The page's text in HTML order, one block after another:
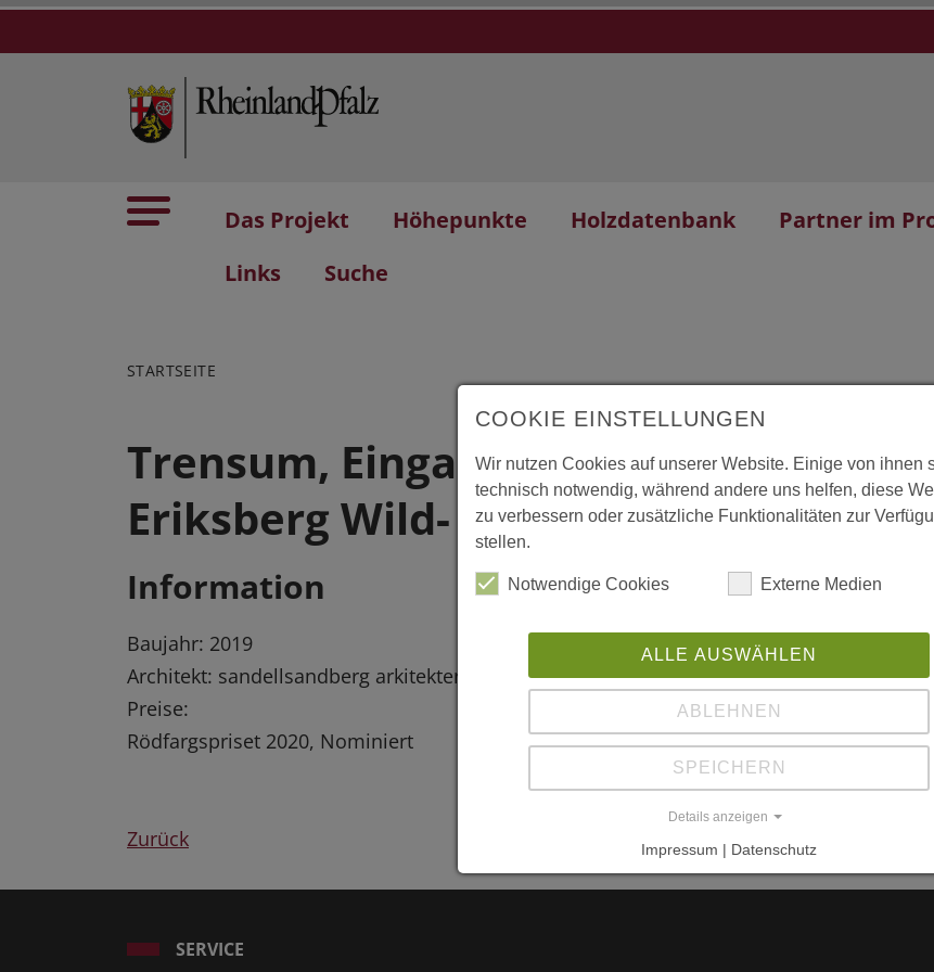
Das Projekt Höhepunkte Holzdatenbank
Partner im
Links
Suche
STARTSEITE
Trensum, Eingangsgebäude
Eriksberg Wild- und Naturpark
Information
Baujahr: 2019
Architekt: sandellsandberg arkitekter, S-Stockholm
Preise:
Rödfargspriset 2020, Nominiert
Zurück
SERVICE
COOKIE EINSTELLUNGEN
Wir nutzen Cookies auf unserer Website. Einige von ihnen
technisch notwendig, während andere uns helfen, diese
zu verbessern oder zusätzliche Funktionalitäten zur
stellen.
Notwendige Cookies Externe Medien
ALLE AUSWÄHLEN
ABLEHNEN
SPEICHERN
Details anzeigen
Impressum | Datenschutz